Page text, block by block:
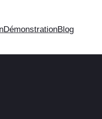
DémonstrationBlog